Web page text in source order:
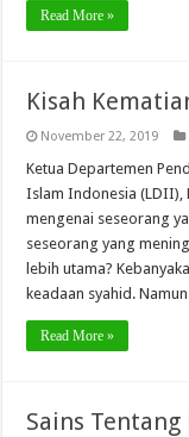
Read More »
Kisah
November 22, 2019
Ketua Departemen
Islam Indonesia (LDII),
mengenai seseorang
seseorang yang
lebih utama?
keadaan syahid.
Read More »
Sains